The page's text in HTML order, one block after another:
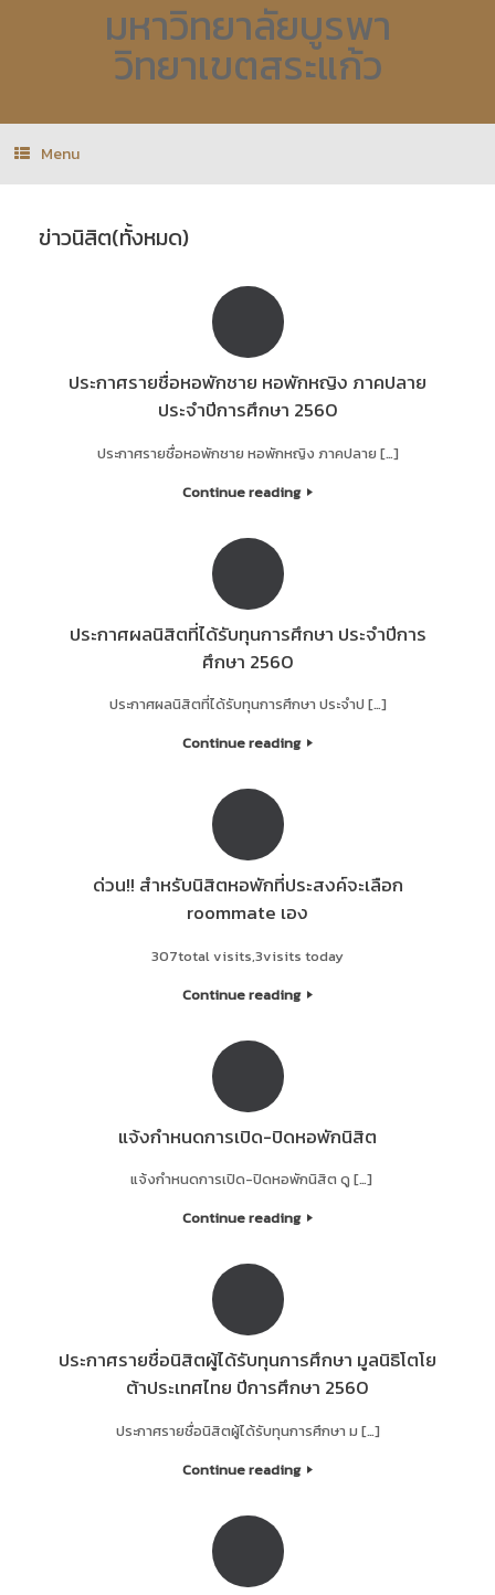
มหาวิทยาลัยบูรพา
วิทยาเขตสระแก้ว
Menu
ข่าวนิสิต(ทั้งหมด)
ประกาศรายชื่อหอพักชาย หอพักหญิง ภาคปลาย
ประจำปีการศึกษา 2560
ประกาศรายชื่อหอพักชาย หอพักหญิง ภาคปลาย […]
Continue reading
ประกาศผลนิสิตที่ได้รับทุนการศึกษา ประจำปีการ
ศึกษา 2560
ประกาศผลนิสิตที่ได้รับทุนการศึกษา ประจำป […]
Continue reading
ด่วน!! สำหรับนิสิตหอพักที่ประสงค์จะเลือก
roommate เอง
307total visits,3visits today
Continue reading
แจ้งกำหนดการเปิด-ปิดหอพักนิสิต
แจ้งกำหนดการเปิด-ปิดหอพักนิสิต ดู […]
Continue reading
ประกาศรายชื่อนิสิตผู้ได้รับทุนการศึกษา มูลนิธิโตโย
ต้าประเทศไทย ปีการศึกษา 2560
ประกาศรายชื่อนิสิตผู้ได้รับทุนการศึกษา ม […]
Continue reading